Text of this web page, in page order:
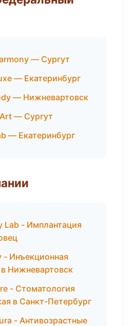
— Сургут
— Екатеринбург
— Нижневартовск
— Сургут
— Екатеринбург
Lab - Имплантация
- Инъекционная
Нижневартовск
- Стоматология
в Санкт-Петербург
- Антивозрастные